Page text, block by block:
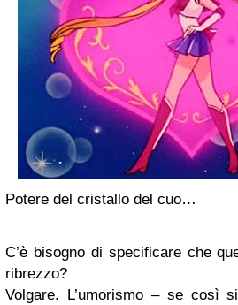
Potere del cristallo del cuo…
C’è bisogno di specificare che
ribrezzo?
Volgare. L’umorismo – se così